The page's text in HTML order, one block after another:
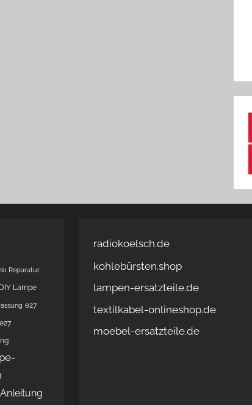
Reparatur
DIY Lampe
e27
e27
radiokoelsch.de
kohlebürsten.shop
lampen-ersatzteile.de
textilkabel-onlineshop.de
moebel-ersatzteile.de